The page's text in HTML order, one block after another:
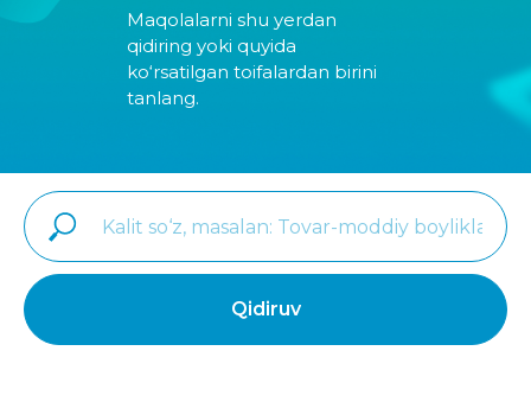
Maqolalarni shu yerdan
qidiring yoki quyida
ko‘rsatilgan toifalardan birini
tanlang.
Qidiruv